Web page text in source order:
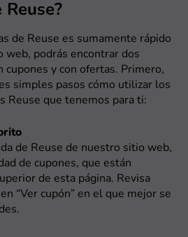
Reuse?
de Reuse es sumamente rápido
web, podrás encontrar dos
cupones y con ofertas. Primero,
simples pasos cómo utilizar los
Reuse que tenemos para ti:
de Reuse de nuestro sitio web,
de cupones, que están
de esta página. Revisa
“Ver cupón” en el que mejor se